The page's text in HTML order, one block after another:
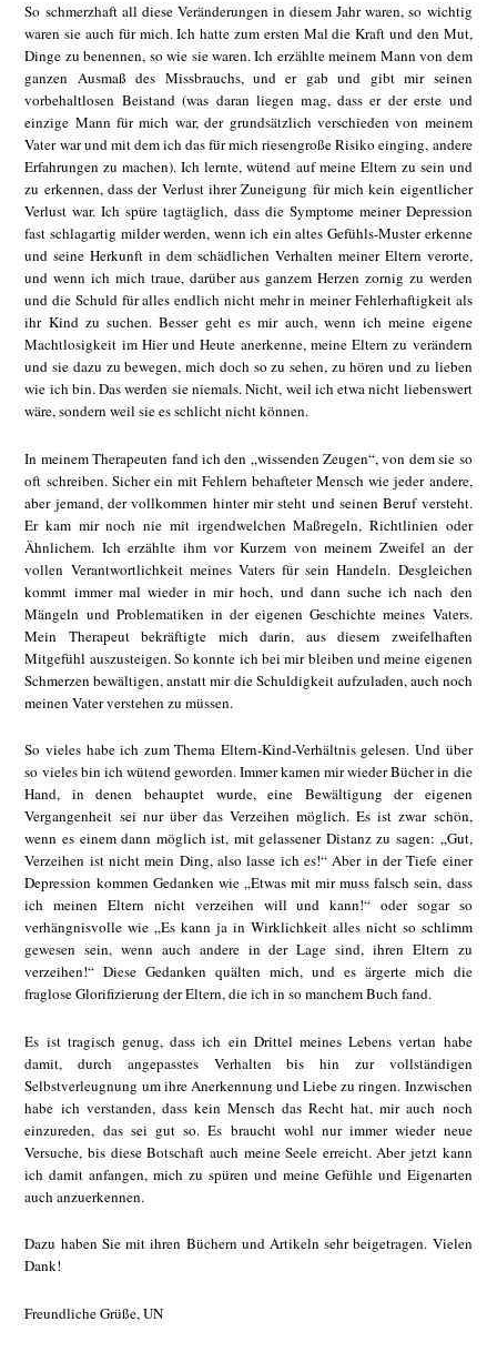
So schmerzhaft all diese Veränderungen in diesem Jahr waren, so wichtig
waren sie auch für mich. Ich hatte zum ersten Mal die Kraft und den Mut,
Dinge zu benennen, so wie sie waren. Ich erzählte meinem Mann von dem
ganzen Ausmaß des Missbrauchs, und er gab und gibt mir seinen
vorbehaltlosen Beistand (was daran liegen mag, dass er der erste und
einzige Mann für mich war, der grundsätzlich verschieden von meinem
Vater war und mit dem ich das für mich riesengroße Risiko einging, andere
Erfahrungen zu machen). Ich lernte, wütend auf meine Eltern zu sein und
zu erkennen, dass der Verlust ihrer Zuneigung für mich kein eigentlicher
Verlust war. Ich spüre tagtäglich, dass die Symptome meiner Depression
fast schlagartig milder werden, wenn ich ein altes Gefühls-Muster erkenne
und seine Herkunft in dem schädlichen Verhalten meiner Eltern verorte,
und wenn ich mich traue, darüber aus ganzem Herzen zornig zu werden
und die Schuld für alles endlich nicht mehr in meiner Fehlerhaftigkeit als
ihr Kind zu suchen. Besser geht es mir auch, wenn ich meine eigene
Machtlosigkeit im Hier und Heute anerkenne, meine Eltern zu verändern
und sie dazu zu bewegen, mich doch so zu sehen, zu hören und zu lieben
wie ich bin. Das werden sie niemals. Nicht, weil ich etwa nicht liebenswert
wäre, sondern weil sie es schlicht nicht können.
In meinem Therapeuten fand ich den „wissenden Zeugen“, von dem sie so
oft schreiben. Sicher ein mit Fehlern behafteter Mensch wie jeder andere,
aber jemand, der vollkommen hinter mir steht und seinen Beruf versteht.
Er kam mir noch nie mit irgendwelchen Maßregeln, Richtlinien oder
Ähnlichem. Ich erzählte ihm vor Kurzem von meinem Zweifel an der
vollen Verantwortlichkeit meines Vaters für sein Handeln. Desgleichen
kommt immer mal wieder in mir hoch, und dann suche ich nach den
Mängeln und Problematiken in der eigenen Geschichte meines Vaters.
Mein Therapeut bekräftigte mich darin, aus diesem zweifelhaften
Mitgefühl auszusteigen. So konnte ich bei mir bleiben und meine eigenen
Schmerzen bewältigen, anstatt mir die Schuldigkeit aufzuladen, auch noch
meinen Vater verstehen zu müssen.
So vieles habe ich zum Thema Eltern-Kind-Verhältnis gelesen. Und über
so vieles bin ich wütend geworden. Immer kamen mir wieder Bücher in die
Hand, in denen behauptet wurde, eine Bewältigung der eigenen
Vergangenheit sei nur über das Verzeihen möglich. Es ist zwar schön,
wenn es einem dann möglich ist, mit gelassener Distanz zu sagen: „Gut,
Verzeihen ist nicht mein Ding, also lasse ich es!“ Aber in der Tiefe einer
Depression kommen Gedanken wie „Etwas mit mir muss falsch sein, dass
ich meinen Eltern nicht verzeihen will und kann!“ oder sogar so
verhängnisvolle wie „Es kann ja in Wirklichkeit alles nicht so schlimm
gewesen sein, wenn auch andere in der Lage sind, ihren Eltern zu
verzeihen!“ Diese Gedanken quälten mich, und es ärgerte mich die
fraglose Glorifizierung der Eltern, die ich in so manchem Buch fand.
Es ist tragisch genug, dass ich ein Drittel meines Lebens vertan habe
damit, durch angepasstes Verhalten bis hin zur vollständigen
Selbstverleugnung um ihre Anerkennung und Liebe zu ringen. Inzwischen
habe ich verstanden, dass kein Mensch das Recht hat, mir auch noch
einzureden, das sei gut so. Es braucht wohl nur immer wieder neue
Versuche, bis diese Botschaft auch meine Seele erreicht. Aber jetzt kann
ich damit anfangen, mich zu spüren und meine Gefühle und Eigenarten
auch anzuerkennen.
Dazu haben Sie mit ihren Büchern und Artikeln sehr beigetragen. Vielen
Dank!
Freundliche Grüße, UN